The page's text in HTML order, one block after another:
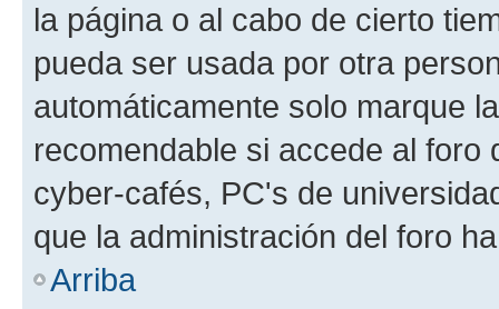
la página o al cabo de cierto
pueda ser usada por otra
automáticamente solo marque
recomendable si accede al foro
cyber-cafés, PC's de
que la administración del foro
Arriba